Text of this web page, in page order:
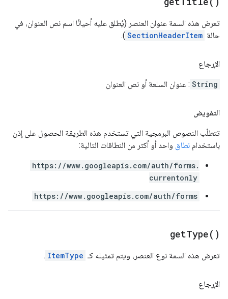
تعرض هذه السمة عنوان العنصر (يُطلق عليه أحيانًا اسم نص العنوان، في
حالة SectionHeaderItem
).
الإرجاع
String : عنوان السلعة أو نص العنوان
التفويض
تتطلّب النصوص البرمجية التي تستخدم هذه الطريقة الحصول على إذن
باستخدام نطاق واحد أو أكثر من النطاقات التالية:
https://www.googleapis.com/auth/forms.
currentonly
https://www.googleapis.com/auth/forms
getType( )
تعرض هذه السمة نوع العنصر، ويتم تمثيله كـ ItemType
.
الإرجاع